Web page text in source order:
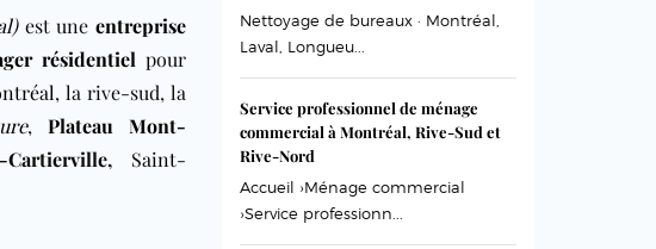
est une entreprise
résidentiel pour
, la rive-sud, la
, Plateau Mont-
Cartierville, Saint-
Nettoyage de bureaux · Montréal,
Laval, Longueu...
Service professionnel de ménage
commercial à Montréal, Rive-Sud et
Rive-Nord
Accueil ›Ménage commercial
›Service professionn...